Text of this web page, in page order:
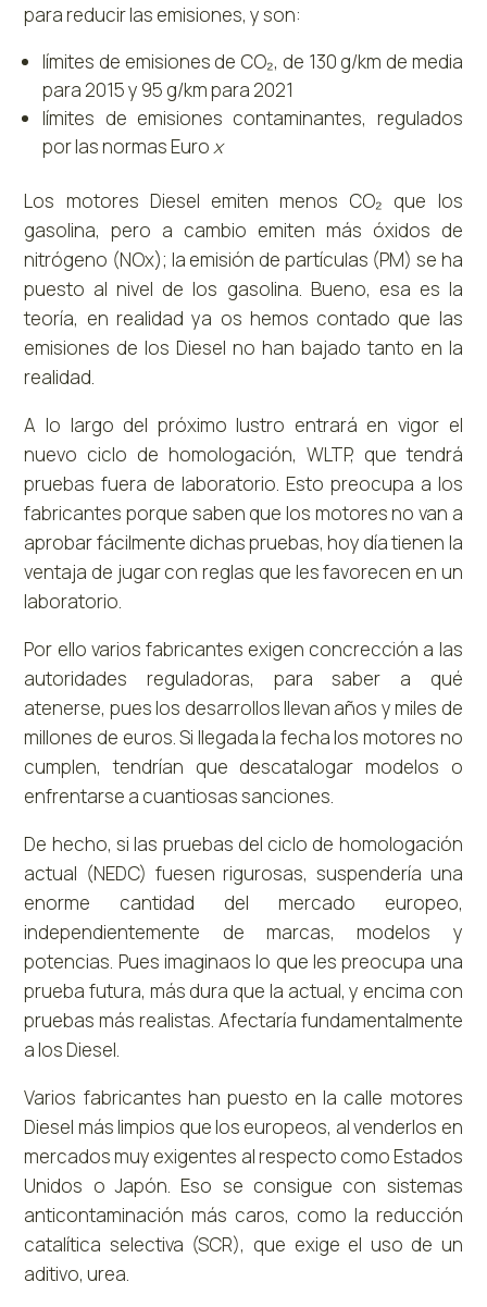
para reducir las emisiones, y son:
límites de emisiones de CO₂, de 130 g/km de media
para 2015 y 95 g/km para 2021
límites de emisiones contaminantes, regulados
por las normas Euro x
Los motores Diesel emiten menos CO₂ que los
gasolina, pero a cambio emiten más óxidos de
nitrógeno (NOx); la emisión de partículas (PM) se ha
puesto al nivel de los gasolina. Bueno, esa es la
teoría, en realidad ya os hemos contado que las
emisiones de los Diesel no han bajado tanto en la
realidad.
A lo largo del próximo lustro entrará en vigor el
nuevo ciclo de homologación, WLTP, que tendrá
pruebas fuera de laboratorio. Esto preocupa a los
fabricantes porque saben que los motores no van a
aprobar fácilmente dichas pruebas, hoy día tienen la
ventaja de jugar con reglas que les favorecen en un
laboratorio.
Por ello varios fabricantes exigen concrección a las
autoridades reguladoras, para saber a qué
atenerse, pues los desarrollos llevan años y miles de
millones de euros. Si llegada la fecha los motores no
cumplen, tendrían que descatalogar modelos o
enfrentarse a cuantiosas sanciones.
De hecho, si las pruebas del ciclo de homologación
actual (NEDC) fuesen rigurosas, suspendería una
enorme cantidad del mercado europeo,
independientemente de marcas, modelos y
potencias. Pues imaginaos lo que les preocupa una
prueba futura, más dura que la actual, y encima con
pruebas más realistas. Afectaría fundamentalmente
a los Diesel.
Varios fabricantes han puesto en la calle motores
Diesel más limpios que los europeos, al venderlos en
mercados muy exigentes al respecto como Estados
Unidos o Japón. Eso se consigue con sistemas
anticontaminación más caros, como la reducción
catalítica selectiva (SCR), que exige el uso de un
aditivo, urea.